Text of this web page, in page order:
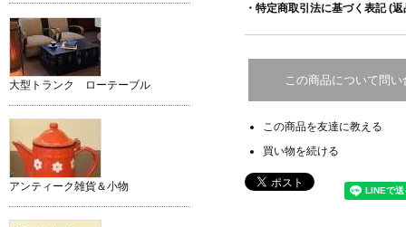
・特定商取引法に基づく表記 (
この商品について問
この商品を友達に教える
買い物を続ける
大型トランク ローテーブル
アンティーク雑貨＆小物